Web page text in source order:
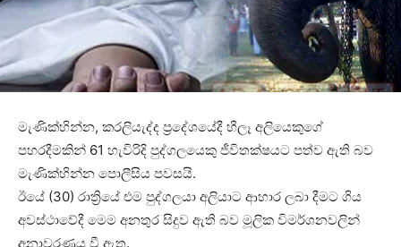
මැණික්හින්න, කරලියැද්ද ප්‍රදේශයේදී හීලෑ අලියෙකුගේ
පහරදීමකින් 61 හැවිරිදි පුද්ගලයෙකු ජීවිතක්ෂයට පත්ව ඇති බව
මැණික්හින්න පොලීසිය පවසයි.
ඊයේ (30) රාත්‍රියේ එම පුද්ගලයා අලියාට ආහාර ලබා දීමට ගිය
අවස්ථාවේදී මෙම අනතුර සිදුව ඇති බව මූලික විමර්ශනවලින්
අනාවරණය වී ඇත.